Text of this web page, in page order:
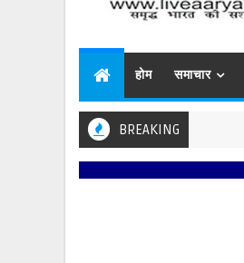
होम समाचार
BREAKING